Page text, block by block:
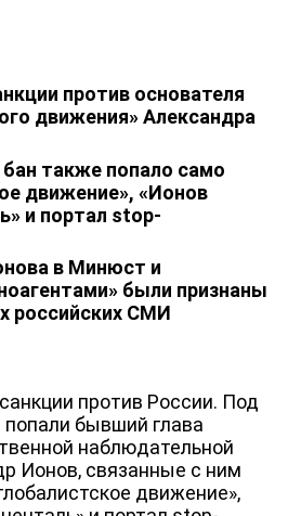
против основателя
движения» Александра
также попало само
движение», «Ионов
и портал stop-
в Минюст и
были признаны
российских СМИ
против России. Под
бывший глава
наблюдательной
Ионов, связанные с ним
движение»,